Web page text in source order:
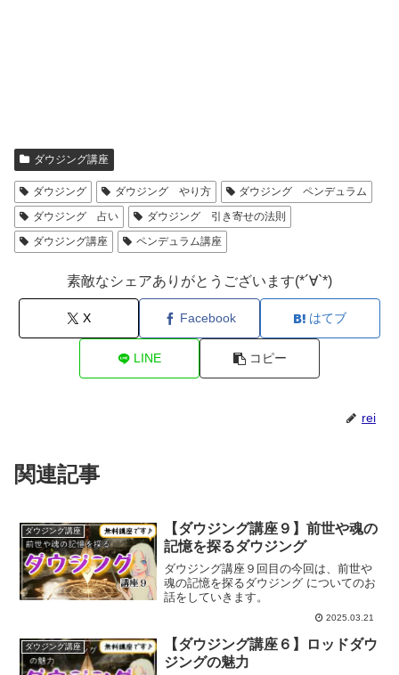
ダウジング講座
ダウジング ダウジング やり方
ダウジング ペンデュラム
ダウジング 占い
ダウジング 引き寄せの法則
ダウジング講座
ペンデュラム講座
素敵なシェアありがとうございます(*´∀`*)
X Facebook はてブ
LINE コピー
rei
関連記事
ダウジング講座
【ダウジング講座９】前世や魂の
記憶を探るダウジング
ダウジング講座９回目の今回は、前世や
魂の記憶を探るダウジング についてのお
話をしていきます。
2025.03.21
ダウジング講座
【ダウジング講座６】ロッドダウ
ジングの魅力